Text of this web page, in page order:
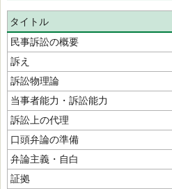
タイトル
民事訴訟の概要
訴え
訴訟物理論
当事者能力・訴訟能力
訴訟上の代理
口頭弁論の準備
弁論主義・自白
証拠